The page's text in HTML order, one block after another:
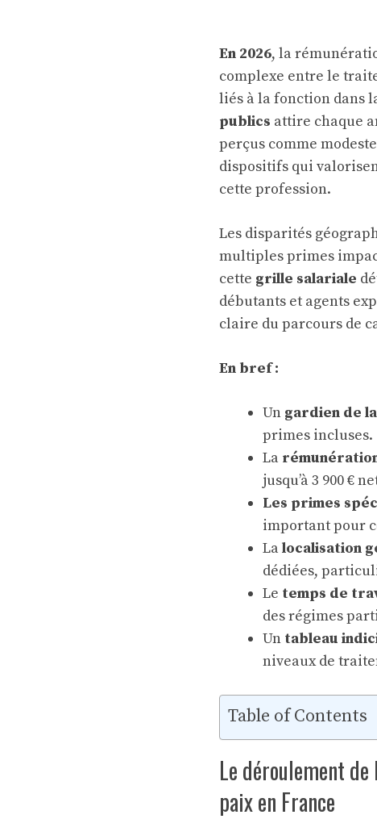
En 2026, la
complexe entre le
liés à la fonction dans
publics attire chaque
perçus comme
dispositifs qui
cette profession.
Les disparités
multiples primes
cette grille salariale
débutants et agents
claire du parcours de
En bref :
Un gardien de
primes incluses.
La
jusqu’à 3 900 €
Les primes
important pour
Lalocalisation
dédiées,
Le temps de
des régimes
Un tableau
niveaux de
Table of Contents
Le déroulement
paix en France